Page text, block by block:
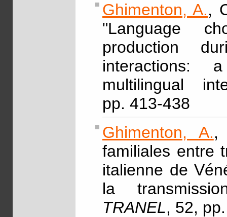
Ghimenton, A.,
"Language
production
interactions:
multilingual
pp. 413-438
Ghimenton, A.,
familiales entre
italienne de
la
TRANEL, 52,